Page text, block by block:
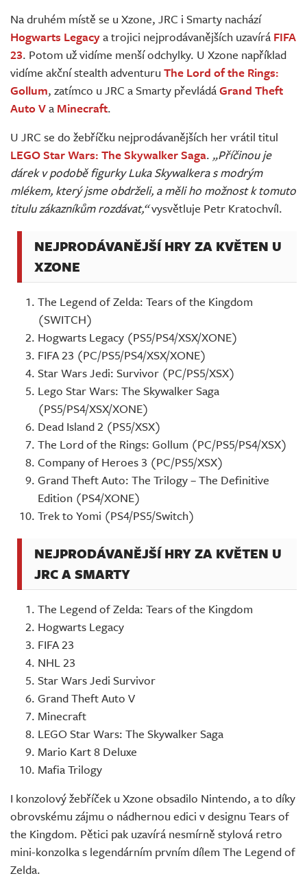
Na druhém místě se u Xzone, JRC i Smarty nachází
Hogwarts Legacya trojici nejprodávanějších uzavírá FIFA
23. Potom už vidíme menší odchylky. U Xzone například
vidíme akční stealth adventuru The Lord of the Rings:
Gollum, zatímco u JRC a Smarty převládáGrand Theft
Auto Va Minecraft.
U JRC se do žebříčku nejprodávanějších her vrátil titul
LEGO Star Wars: The Skywalker Saga. „Příčinou je
dárek v podobě figurky Luka Skywalkera s modrým
mlékem, který jsme obdrželi, a měli ho možnost k tomuto
titulu zákazníkům rozdávat,“vysvětluje Petr Kratochvíl.
NEJPRODÁVANĚJŠÍ HRY ZA KVĚTEN U
XZONE
The Legend of Zelda: Tears of the Kingdom
(SWITCH)
Hogwarts Legacy (PS5/PS4/XSX/XONE)
FIFA 23 (PC/PS5/PS4/XSX/XONE)
Star Wars Jedi: Survivor (PC/PS5/XSX)
Lego Star Wars: The Skywalker Saga
(PS5/PS4/XSX/XONE)
Dead Island 2 (PS5/XSX)
The Lord of the Rings: Gollum (PC/PS5/PS4/XSX)
Company of Heroes 3 (PC/PS5/XSX)
Grand Theft Auto: The Trilogy – The Definitive
Edition (PS4/XONE)
Trek to Yomi (PS4/PS5/Switch)
NEJPRODÁVANĚJŠÍ HRY ZA KVĚTEN U
JRC A SMARTY
The Legend of Zelda: Tears of the Kingdom
Hogwarts Legacy
FIFA 23
NHL 23
Star Wars Jedi Survivor
Grand Theft Auto V
Minecraft
LEGO Star Wars: The Skywalker Saga
Mario Kart 8 Deluxe
Mafia Trilogy
I konzolový žebříček u Xzone obsadilo Nintendo, a to díky
obrovskému zájmu o nádhernou edici v designu Tears of
the Kingdom. Pětici pak uzavírá nesmírně stylová retro
mini-konzolka s legendárním prvním dílem The Legend of
Zelda.